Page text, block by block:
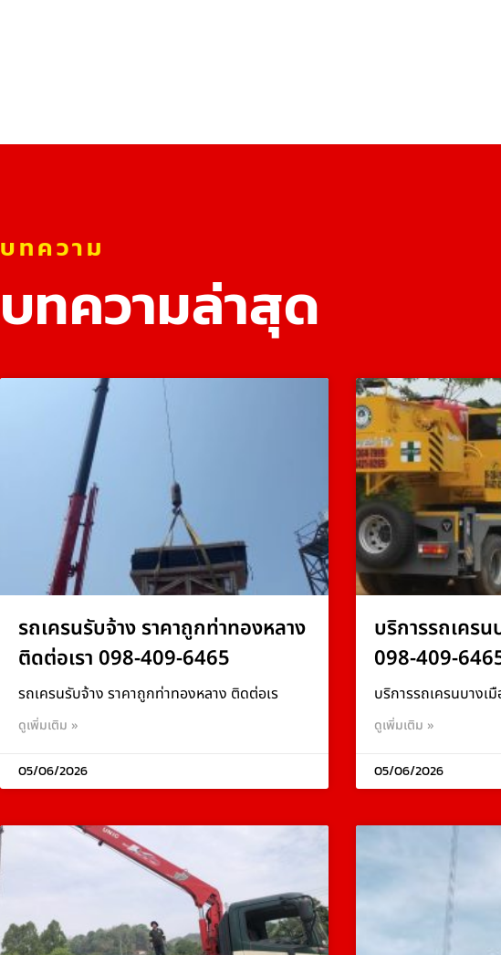
บทความ
บทความล่าสุด
รถเครนรับจ้าง ราคาถูกท่าทองหลาง
ติดต่อเรา 098-409-6465
รถเครนรับจ้าง ราคาถูกท่าทองหลาง ติดต่อเร
ดูเพิ่มเติม »
05/06/2026
บริการรถเครน
098-409-
บริการรถเครนบางเ
ดูเพิ่มเติม »
05/06/2026